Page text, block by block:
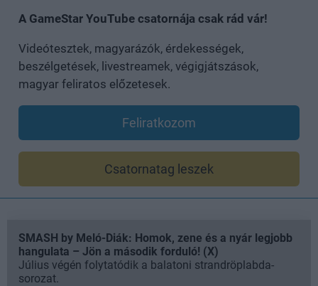
A GameStar YouTube csatornája csak rád vár!
Videótesztek, magyarázók, érdekességek,
beszélgetések, livestreamek, végigjátszások,
magyar feliratos előzetesek.
Feliratkozom
Csatornatag leszek
SMASH by Meló-Diák: Homok, zene és a nyár legjobb
hangulata – Jön a második forduló! (X)
Július végén folytatódik a balatoni strandröplabda-
sorozat.